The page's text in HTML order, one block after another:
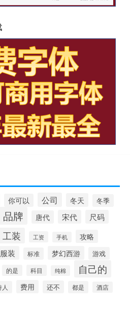
你可以 公司 冬天 冬季
品牌 唐代 宋代 尺码
工装 工资 手机 攻略
服装 标准 梦幻西游 游戏
的是 科目 纯棉 自己的
费用 还不 都是 酒店